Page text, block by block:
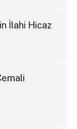
İlahi Hicaz